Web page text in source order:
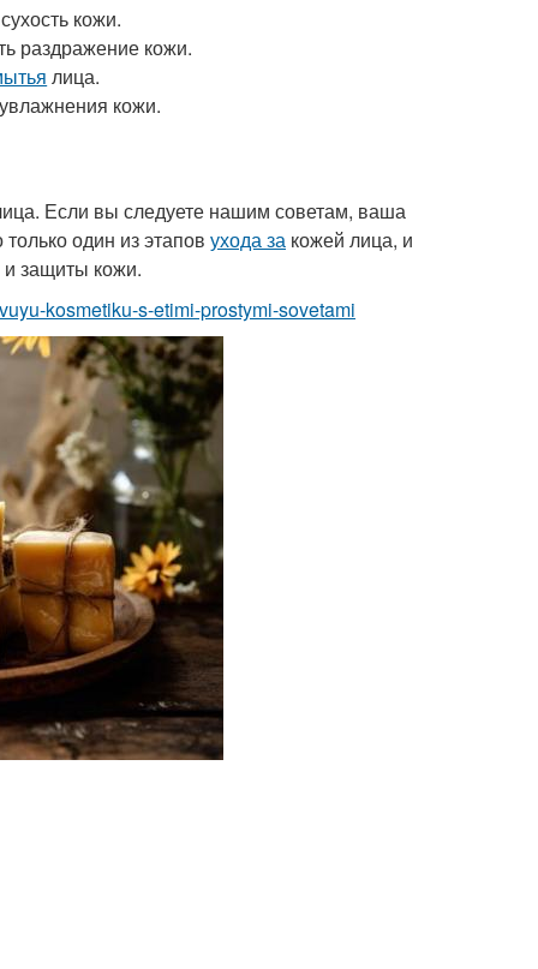
кожи.
раздражение кожи.
лица.
кожи.
Если вы следуете нашим советам, ваша
один из этапов ухода за кожей лица, и
защиты кожи.
kosmetiku-s-etimi-prostymi-sovetami